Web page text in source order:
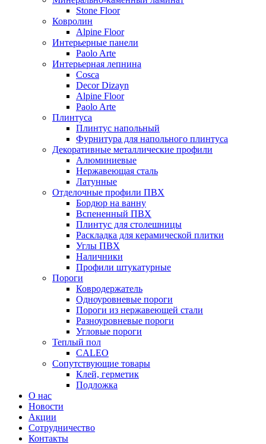
Stone Floor
Ковролин
Alpine Floor
Интерьерные панели
Paolo Arte
Интерьерная лепнина
Cosca
Decor Dizayn
Alpine Floor
Paolo Arte
Плинтуса
Плинтус напольный
Фурнитура для напольного плинтуса
Декоративные металлические профили
Алюминиевые
Нержавеющая сталь
Латунные
Отделочные профили ПВХ
Бордюр на ванну
Вспененный ПВХ
Плинтус для столешницы
Раскладка для керамической плитки
Углы ПВХ
Наличники
Профили штукатурные
Пороги
Ковродержатель
Одноуровневые пороги
Пороги из нержавеющей стали
Разноуровневые пороги
Угловые пороги
Теплый пол
CALEO
Сопутствующие товары
Клей, герметик
Подложка
О нас
Новости
Акции
Сотрудничество
Контакты